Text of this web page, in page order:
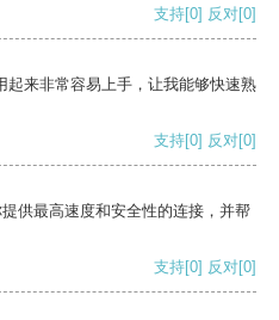
支持[0] 反对[0]
起来非常容易上手，让我能够快速熟
支持[0] 反对[0]
供最高速度和安全性的连接，并帮
支持[0] 反对[0]